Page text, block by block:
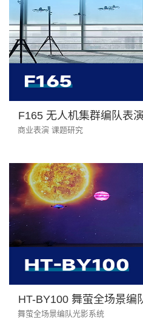
F165 无人机集群编队表
商业表演 课题研究
HT-BY100 舞萤全场景编
舞萤全场景编队光影系统